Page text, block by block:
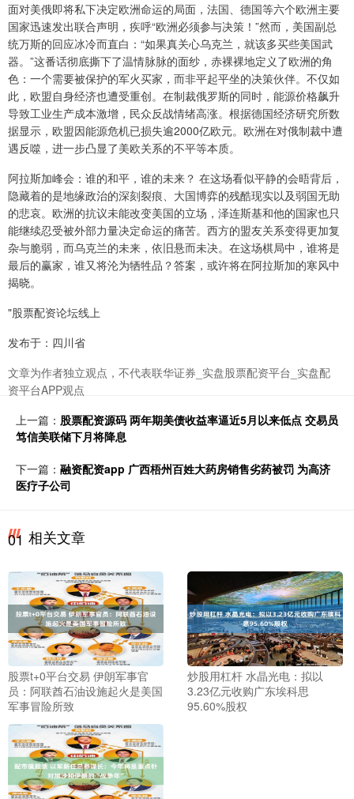
面对美俄即将私下决定欧洲命运的局面，法国、德国等六个欧洲主要
国家迅速发出联合声明，疾呼“欧洲必须参与决策！”然而，美国副总
统万斯的回应冰冷而直白：“如果真关心乌克兰，就该多买些美国武
器。”这番话彻底撕下了温情脉脉的面纱，赤裸裸地定义了欧洲的角
色：一个需要被保护的军火买家，而非平起平坐的决策伙伴。不仅如
此，欧盟自身经济也遭受重创。在制裁俄罗斯的同时，能源价格飙升
导致工业生产成本激增，民众反战情绪高涨。根据德国经济研究所数
据显示，欧盟因能源危机已损失逾2000亿欧元。欧洲在对俄制裁中遭
遇反噬，进一步凸显了美欧关系的不平等本质。
阿拉斯加峰会：谁的和平，谁的未来？ 在这场看似平静的会晤背后，
隐藏着的是地缘政治的深刻裂痕、大国博弈的残酷现实以及弱国无助
的悲哀。欧洲的抗议未能改变美国的立场，泽连斯基和他的国家也只
能继续忍受被外部力量决定命运的痛苦。西方的盟友关系变得更加复
杂与脆弱，而乌克兰的未来，依旧悬而未决。在这场棋局中，谁将是
最后的赢家，谁又将沦为牺牲品？答案，或许将在阿拉斯加的寒风中
揭晓。
"股票配资论坛线上
发布于：四川省
文章为作者独立观点，不代表联华证券_实盘股票配资平台_实盘配
资平台APP观点
上一篇： 股票配资源码 两年期美债收益率逼近5月以来低点 交易员
笃信美联储下月将降息
下一篇： 融资配资app 广西梧州百姓大药房销售劣药被罚 为高济
医疗子公司
01 相关文章
股票t+0平台交易 伊朗军事官
员：阿联酋石油设施起火是美国
军事冒险所致
炒股用杠杆 水晶光电：拟以
3.23亿元收购广东埃科思
95.60%股权